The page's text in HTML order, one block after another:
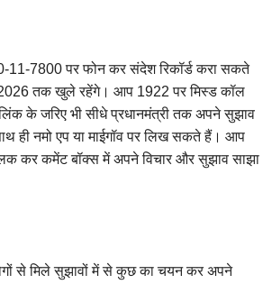
11-7800 पर फोन कर संदेश रिकॉर्ड करा सकते
तक खुले रहेंगे। आप 1922 पर मिस्‍ड कॉल
के जरिए भी सीधे प्रधानमंत्री तक अपने सुझाव
ही नमो एप या माईगॉव पर लिख सकते हैं। आप
कर कमेंट बॉक्स में अपने विचार और सुझाव साझा
से मिले सुझावों में से कुछ का चयन कर अपने